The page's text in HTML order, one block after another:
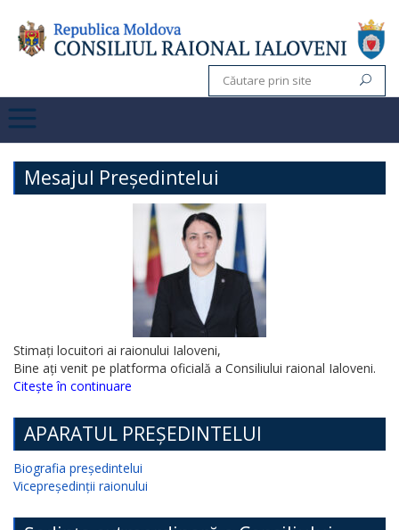
Mesajul Președintelui
Stimați locuitori ai raionului Ialoveni,
Bine ați venit pe platforma oficială a Consiliului raional Ialoveni.
Citește în continuare
APARATUL PREȘEDINTELUI
Biografia președintelui
Vicepreședinții raionului